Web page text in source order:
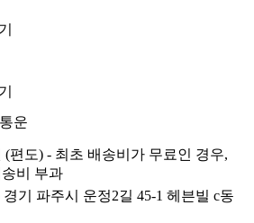
운
(편도) - 최초 배송비가 무료인 경우,
비 부과
경기 파주시 운정2길 45-1 헤븐빌 c동